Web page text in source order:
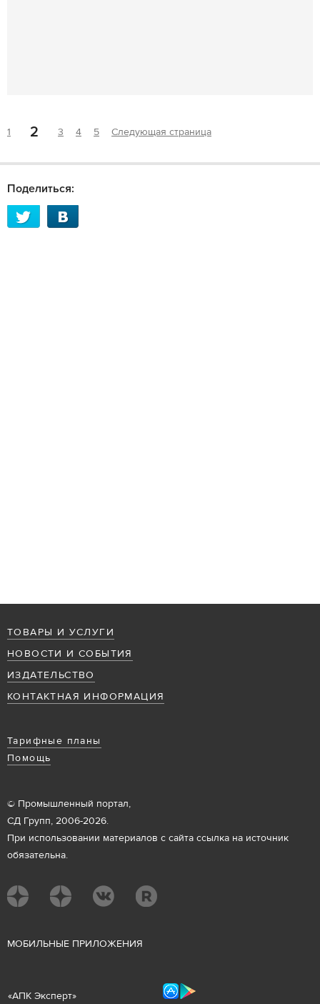
1 2 3 4 5 Следующая страница
Поделиться:
ТОВАРЫ И УСЛУГИ
НОВОСТИ И СОБЫТИЯ
ИЗДАТЕЛЬСТВО
КОНТАКТНАЯ ИНФОРМАЦИЯ
Тарифные планы
Помощь
© Промышленный портал,
СД Групп, 2006-2026.
При использовании материалов с сайта ссылка на источник
обязательна.
МОБИЛЬНЫЕ ПРИЛОЖЕНИЯ
«АПК Эксперт»